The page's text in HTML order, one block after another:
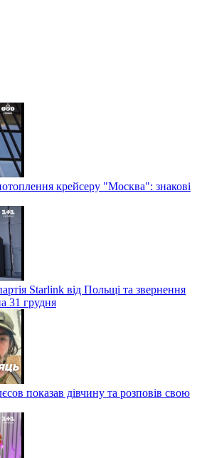
крейсеру "Москва": знакові
Starlink від Польщі та звернення
31 грудня
показав дівчину та розповів свою